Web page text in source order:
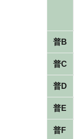
普B
普C
普D
普E
普F